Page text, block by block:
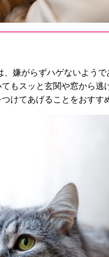
嫌がらずハゲないよう
もスッと玄関や窓から
けてあげることをおすす